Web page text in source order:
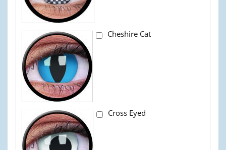
Cheshire Cat
Cross Eyed